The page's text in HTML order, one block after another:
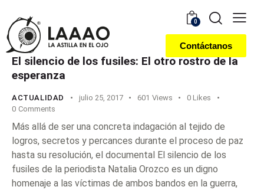
0
Contáctanos
El silencio de los fusiles: El otro rostro de la
esperanza
ACTUALIDAD julio 25, 2017 601 Views 0 Likes
0 Comments
Más allá de ser una concreta indagación al tejido de
logros, secretos y percances durante el proceso de paz
hasta su resolución, el documental El silencio de los
fusiles de la periodista Natalia Orozco es un digno
homenaje a las víctimas de ambos bandos en la guerra,